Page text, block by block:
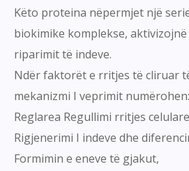
Këto proteina nëpermjet një
biokimike komplekse,
riparimit të indeve.
Ndër faktorët e rritjes të cliruar
mekanizmi I veprimit numërohen:
Reglarea Regullimi rritjes
Rigjenerimi I indeve dhe
Formimin e eneve të gjakut,